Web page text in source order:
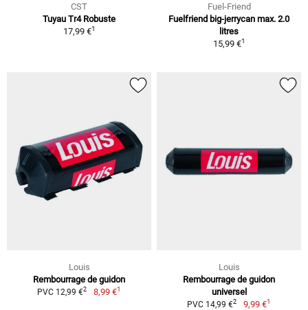
CST
Tuyau Tr4 Robuste
17,99 €1
Fuel-Friend
Fuelfriend big-jerrycan max. 2.0
litres
15,99 €1
Louis
Rembourrage de guidon
PVC 12,99 €2 8,99 €1
Louis
Rembourrage de guidon
universel
PVC 14,99 €2 9,99 €1